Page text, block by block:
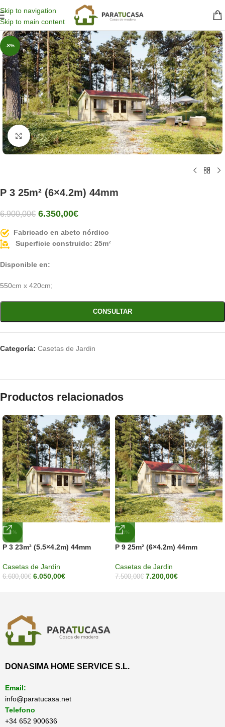
Skip to navigation
Skip to main content
-8%
Click para agrandar
P 3 25m² (6×4.2m) 44mm
6.900,00€ 6.350,00€
Fabricado en abeto nórdico
Superficie construido: 25m²
Disponible en:
550cm x 420cm;
CONSULTAR
Categoría: Casetas de Jardin
Productos relacionados
-8%
P 3 23m² (5.5×4.2m) 44mm
Casetas de Jardin
6.600,00€ 6.050,00€
-4%
P 9 25m² (6×4.2m) 44mm
Casetas de Jardin
7.500,00€ 7.200,00€
DONASIMA HOME SERVICE S.L.
Email:
info@paratucasa.net
Telefono
+34 652 900636